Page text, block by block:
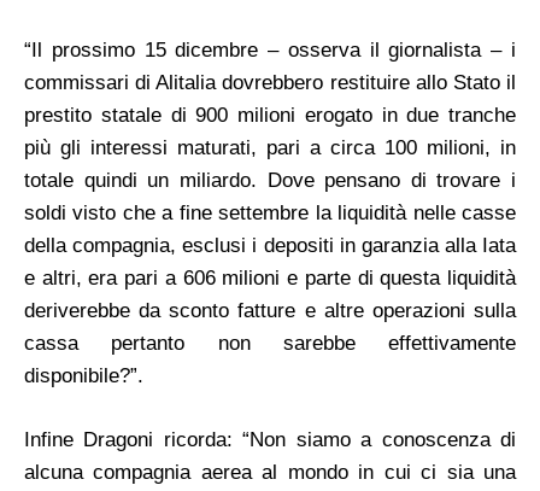
“Il prossimo 15 dicembre – osserva il giornalista – i
commissari di Alitalia dovrebbero restituire allo Stato il
prestito statale di 900 milioni erogato in due tranche
più gli interessi maturati, pari a circa 100 milioni, in
totale quindi un miliardo. Dove pensano di trovare i
soldi visto che a fine settembre la liquidità nelle casse
della compagnia, esclusi i depositi in garanzia alla Iata
e altri, era pari a 606 milioni e parte di questa liquidità
deriverebbe da sconto fatture e altre operazioni sulla
cassa pertanto non sarebbe effettivamente
disponibile?”.
Infine Dragoni ricorda: “Non siamo a conoscenza di
alcuna compagnia aerea al mondo in cui ci sia una